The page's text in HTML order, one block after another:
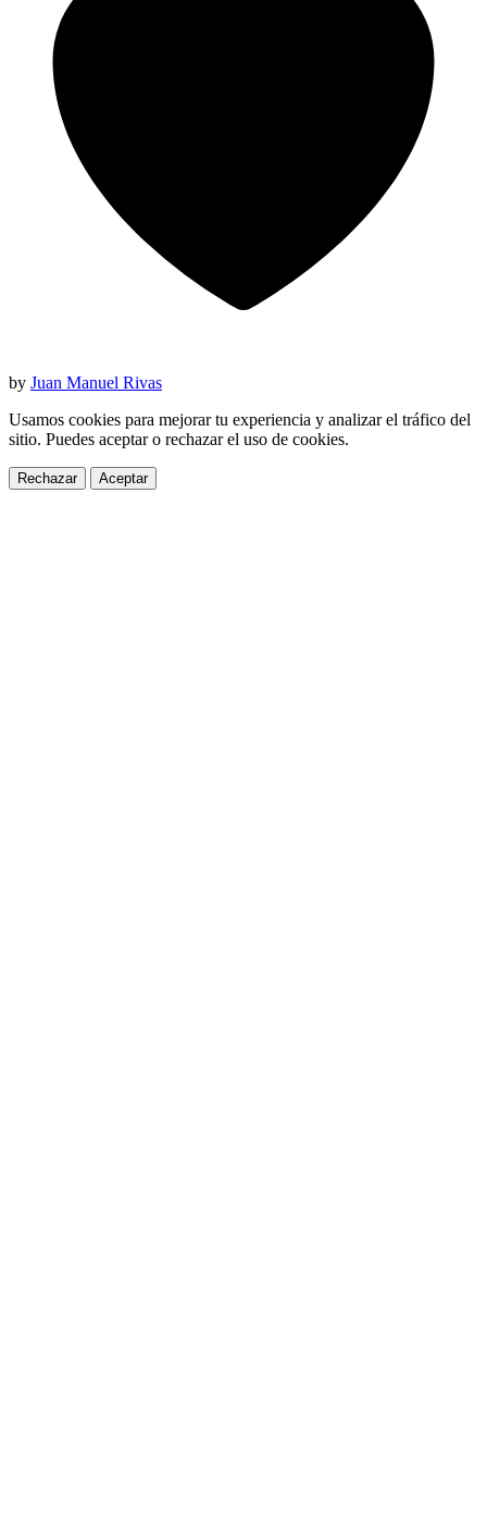
by Juan Manuel Rivas
Usamos cookies para mejorar tu experiencia y analizar el tráfico del
sitio. Puedes aceptar o rechazar el uso de cookies.
Rechazar Aceptar